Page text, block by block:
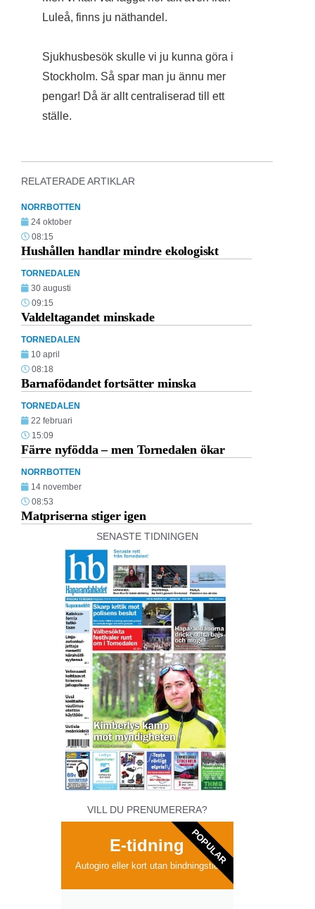
Luleå, finns ju näthandel.
Sjukhusbesök skulle vi ju kunna göra i
Stockholm. Så spar man ju ännu mer
pengar! Då är allt centraliserad till ett
ställe.
RELATERADE ARTIKLAR
NORRBOTTEN
24 oktober
08:15
Hushållen handlar mindre ekologiskt
TORNEDALEN
30 augusti
09:15
Valdeltagandet minskade
TORNEDALEN
10 april
08:18
Barnafödandet fortsätter minska
TORNEDALEN
22 februari
15:09
Färre nyfödda – men Tornedalen ökar
NORRBOTTEN
14 november
08:53
Matpriserna stiger igen
SENASTE TIDNINGEN
VILL DU PRENUMERERA?
E-tidning
Autogiro eller kort utan bindningstid
POPULAR